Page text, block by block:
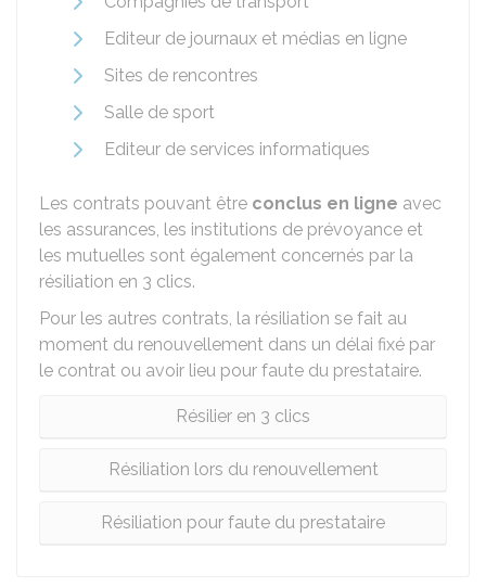
Editeur de journaux et médias en ligne
Sites de rencontres
Salle de sport
Editeur de services informatiques
Les contrats pouvant être conclus en ligne avec
les assurances, les institutions de prévoyance et
les mutuelles sont également concernés par la
résiliation en 3 clics.
Pour les autres contrats, la résiliation se fait au
moment du renouvellement dans un délai fixé par
le contrat ou avoir lieu pour faute du prestataire.
Résilier en 3 clics
Résiliation lors du renouvellement
Résiliation pour faute du prestataire